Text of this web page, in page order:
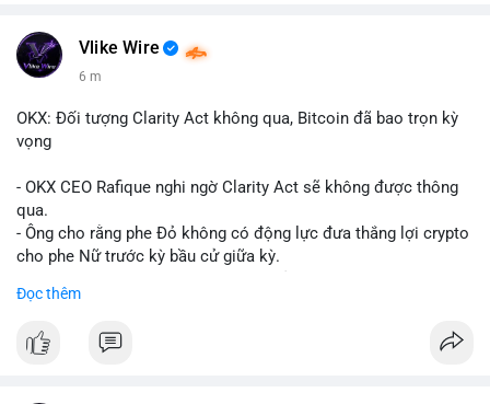
Vlike Wire
6 m
OKX: Đối tượng Clarity Act không qua, Bitcoin đã bao trọn kỳ
vọng
- OKX CEO Rafique nghi ngờ Clarity Act sẽ không được thông
qua.
- Ông cho rằng phe Đỏ không có động lực đưa thắng lợi crypto
cho phe Nữ trước kỳ bầu cử giữa kỳ.
hỗ trợ pháp lý.
Đọc thêm